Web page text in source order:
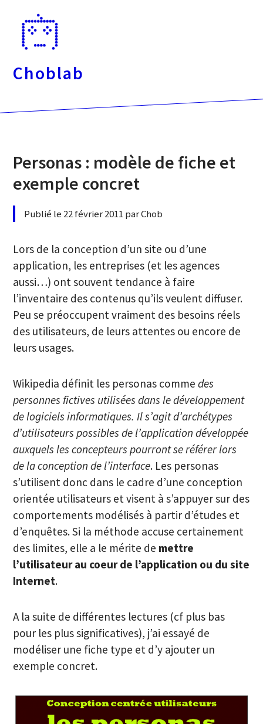
directement
Choblab
Personas : modèle de fiche et
exemple concret
Publié le 22 février 2011 par Chob
Lors de la conception d’un site ou d’une
application, les entreprises (et les agences
aussi…) ont souvent tendance à faire
l’inventaire des contenus qu’ils veulent diffuser.
Peu se préoccupent vraiment des besoins réels
des utilisateurs, de leurs attentes ou encore de
leurs usages.
Wikipedia définit les personas commedes
personnes fictives utilisées dans le développement
de logiciels informatiques. Il s’agit d’archétypes
d’utilisateurs possibles de l’application développée
auxquels les concepteurs pourront se référer lors
de la conception de l’interface. Les personas
s’utilisent donc dans le cadre d’une conception
orientée utilisateurs et visent à s’appuyer sur des
comportements modélisés à partir d’études et
d’enquêtes. Si la méthode accuse certainement
des limites, elle a le mérite de mettre
l’utilisateur au coeur de l’application ou du site
Internet.
A la suite de différentes lectures (cf plus bas
pour les plus significatives), j’ai essayé de
modéliser une fiche type et d’y ajouter un
exemple concret.